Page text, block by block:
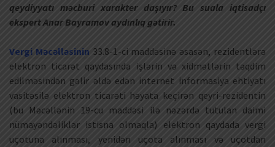
qeydiyyatı məcburi xarakter daşıyır? Bu suala iqtisadçı
ekspert Anar Bayramov aydınlıq gətirir.
Vergi Məcəlləsinin 33.8-1-ci maddəsinə əsasən, rezidentlərə
elektron ticarət qaydasında işlərin və xidmətlərin təqdim
edilməsindən gəlir əldə edən internet informasiya ehtiyatı
vasitəsilə elektron ticarəti həyata keçirən qeyri-rezidentin
(bu Məcəllənin 19-cu maddəsi ilə nəzərdə tutulan daimi
nümayəndəliklər istisna olmaqla) elektron qaydada vergi
uçotuna alınması, yenidən uçota alınması və uçotdan